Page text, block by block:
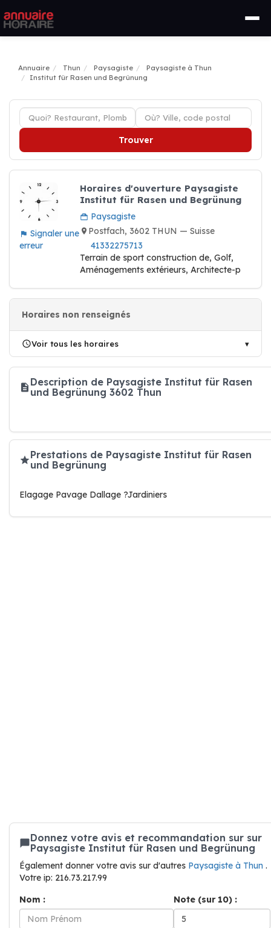
Annuaire Thun Paysagiste
Paysagiste à Thun
Institut für Rasen und Begrünung
Trouver
Signaler une
erreur
Horaires d'ouverture Paysagiste
Institut für Rasen und Begrünung
Paysagiste
Postfach, 3602 THUN — Suisse
41332275713
Terrain de sport construction de, Golf,
Aménagements extérieurs, Architecte-p
Horaires non renseignés
Voir tous les horaires
Description de Paysagiste Institut für Rasen
und Begrünung 3602 Thun
Prestations de Paysagiste Institut für Rasen
und Begrünung
Elagage Pavage Dallage ?Jardiniers
Donnez votre avis et recommandation sur sur
Paysagiste Institut für Rasen und Begrünung
Également donner votre avis sur d'autres Paysagiste à Thun .
Votre ip: 216.73.217.99
Nom :
Note (sur 10) :